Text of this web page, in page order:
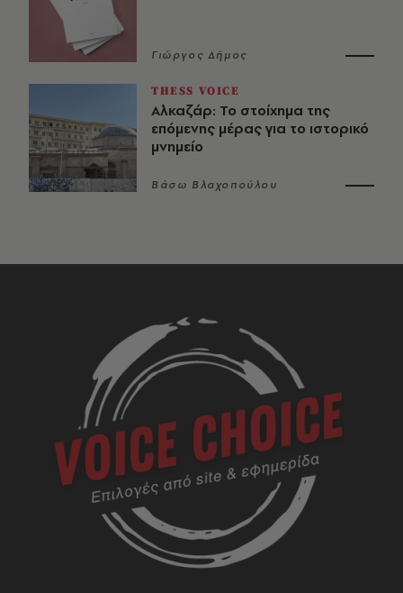
Γιώργος Δήμος
THESS VOICE
Αλκαζάρ: Το στοίχημα της
επόμενης μέρας για το ιστορικό
μνημείο
Βάσω Βλαχοπούλου